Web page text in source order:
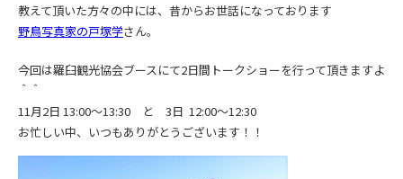
教えて頂いた方々の中には、昔からお世話になっております
野鳥写真家の戸塚学さん。
今回は羅臼観光協会ブースにて2日間トークショーを行って頂きますよ
＾＾
11月2日 13:00～13:30 と 3日 12:00～12:30
お忙しい中、いつもありがとうございます！！